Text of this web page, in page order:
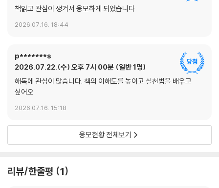
책읽고 관심이 생겨서 응모하게 되었습니다
2026.07.16. 18:44
p*******s
2026.07.22.(수) 오후 7시 00분 일반 1명
해독에 관심이 많습니다. 책의 이해도를 높이고 실천법을 배우고
싶어오
2026.07.16. 15:18
응모현황 전체보기
리뷰/한줄평 1